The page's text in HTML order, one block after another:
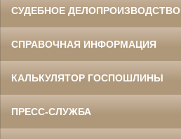
СУДЕБНОЕ ДЕЛОПРОИЗВОДСТВО
СПРАВОЧНАЯ ИНФОРМАЦИЯ
КАЛЬКУЛЯТОР ГОСПОШЛИНЫ
ПРЕСС-СЛУЖБА